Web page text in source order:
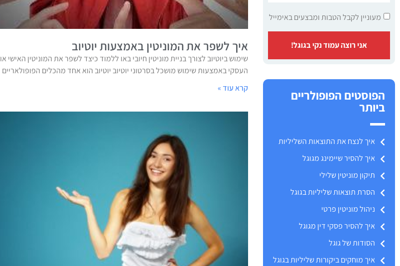
מעוניין לקבל הטבות ומבצעים באימייל
אני רוצה עמוד נקי בגוגל!
הפוסטים הפופולריים
ביותר
איך לנצח את התוצאות השליליות
איך להסיר שיימינג מגוגל
תיקון מוניטין שלילי
הסרת תוצאות שליליות בגוגל
ניהול מוניטין פרטי
איך להסיר פסקי דין מגוגל
הסודות של גוגל
איך מוחקים ביקורות שליליות בגוגל
איך לשפר את המוניטין באמצעות יוטיוב
שימוש ביוטיוב לצורך בניית מוניטין חיובי באו ללמוד כיצד לשפר את המוניטין האישי או
העסקי באמצעות שימוש מושכל בסרטוני יוטיוב יוטיוב הוא אחד מהכלים הפופולאריים
קרא עוד »